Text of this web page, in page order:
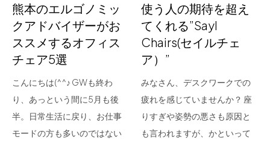
熊本のエルゴノミッ
クアドバイザーがお
ススメするオフィス
チェア5選
こんにちは(^^♪ GWも終わ
り、あっという間に5月も後
半。日常生活に戻り、お仕事
モードの方も多いのではない
使う人の期待を超え
てくれる”Sayl
Chairs(セイルチェ
ア）”
みなさん、デスクワークでの
疲れを感じていませんか？ 座
りすぎや姿勢の悪さも原因と
も言われますが、かといって